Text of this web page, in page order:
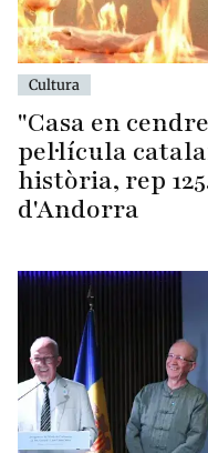
Cultura
"Casa en
pel·lícula
història, rep
d'Andorra